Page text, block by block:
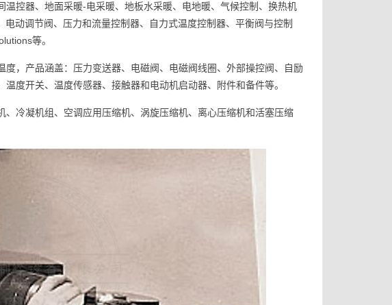
控器、地面采暖-电采暖、地板水采暖、电地暖、气候控制、换热机
动调节阀、压力和流量控制器、自力式温度控制器、平衡阀与控制
等。
，产品涵盖：压力变送器、电磁阀、电磁阀线圈、外部操控阀、自励
度开关、温度传感器、接触器和电动机启动器、附件和备件等。
冷凝机组、空调应用压缩机、涡旋压缩机、离心压缩机和活塞压缩